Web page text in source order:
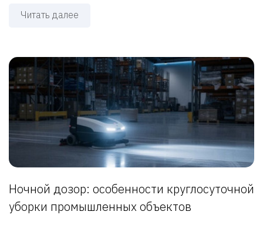
Читать далее
Ночной дозор: особенности круглосуточной
уборки промышленных объектов